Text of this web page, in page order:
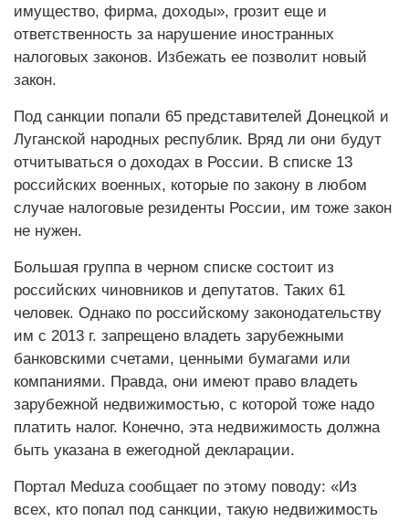
имущество, фирма, доходы», грозит еще и
ответственность за нарушение иностранных
налоговых законов. Избежать ее позволит новый
закон.
Под санкции попали 65 представителей Донецкой и
Луганской народных республик. Вряд ли они будут
отчитываться о доходах в России. В списке 13
российских военных, которые по закону в любом
случае налоговые резиденты России, им тоже закон
не нужен.
Большая группа в черном списке состоит из
российских чиновников и депутатов. Таких 61
человек. Однако по российскому законодательству
им с 2013 г. запрещено владеть зарубежными
банковскими счетами, ценными бумагами или
компаниями. Правда, они имеют право владеть
зарубежной недвижимостью, с которой тоже надо
платить налог. Конечно, эта недвижимость должна
быть указана в ежегодной декларации.
Портал Meduza сообщает по этому поводу: «Из
всех, кто попал под санкции, такую недвижимость